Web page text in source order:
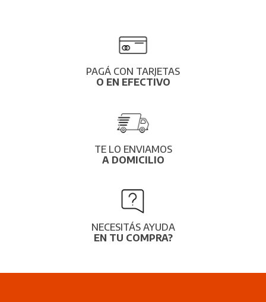
PAGÁ CON TARJETAS
O EN EFECTIVO
TE LO ENVIAMOS
A DOMICILIO
NECESITÁS AYUDA
EN TU COMPRA?